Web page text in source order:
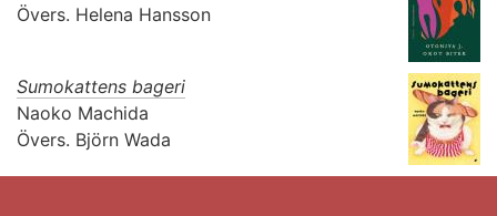
Övers. Helena Hansson
Sumokattens bageri
Naoko Machida
Övers. Björn Wada